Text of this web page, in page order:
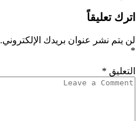
اترك تعليقاً
لن يتم نشر عنوان بريدك الإلكتروني.
*
التعليق *